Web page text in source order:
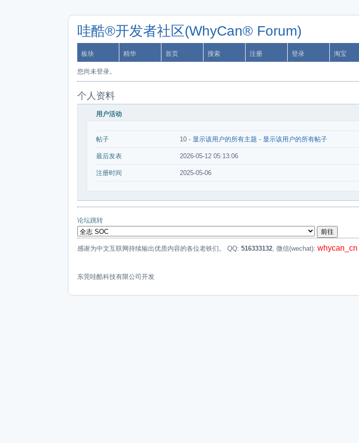
哇酷®开发者社区(WhyCan® Forum)
板块 精华 首页 搜索 注册 登录 淘宝
您尚未登录。
个人资料
用户活动
帖子 10 - 显示该用户的所有主题 - 显示该用户的所有帖子
最后发表 2026-05-12 05:13:06
注册时间 2025-05-06
论坛跳转
感谢为中文互联网持续输出优质内容的各位老铁们。 QQ: 516333132, 微信(wechat): whycan_cn
东莞哇酷科技有限公司开发